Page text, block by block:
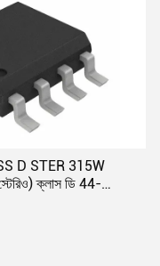
D STER 315W
ক্লাস ডি 44-